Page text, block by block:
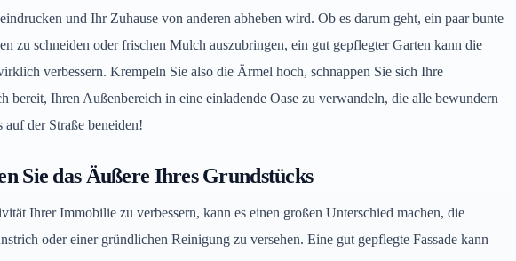
und Ihr Zuhause von anderen abheben wird. Ob es darum geht, ein paar bunte
zu schneiden oder frischen Mulch auszubringen, ein gut gepflegter Garten kann die
verbessern. Krempeln Sie also die Ärmel hoch, schnappen Sie sich Ihre
bereit, Ihren Außenbereich in eine einladende Oase zu verwandeln, die alle bewundern
der Straße beneiden!
Sie das Äußere Ihres Grundstücks
Ihrer Immobilie zu verbessern, kann es einen großen Unterschied machen, die
oder einer gründlichen Reinigung zu versehen. Eine gut gepflegte Fassade kann